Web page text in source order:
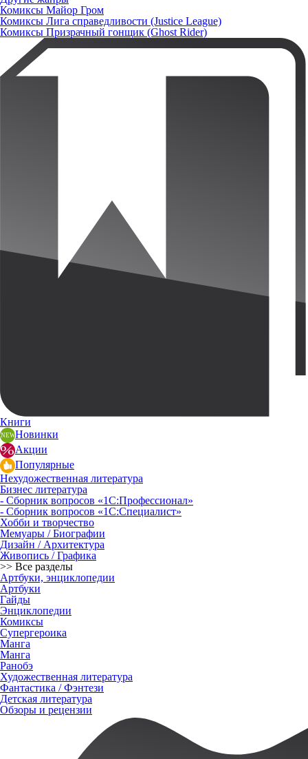
Комиксы Майор Гром
Комиксы Лига справедливости (Justice League)
Комиксы Призрачный гонщик (Ghost Rider)
Книги
Новинки
Акции
Популярные
Нехудожественная литература
Бизнес литература
- Сборник вопросов «1С:Профессионал»
- Сборник вопросов «1С:Специалист»
Хобби и творчество
Мемуары / Биографии
Дизайн / Архитектура
Живопись / Графика
>> Все разделы
Артбуки, энциклопедии
Артбуки
Гайды
Энциклопедии
Комиксы
Супергероика
Манга
Манга
Ранобэ
Художественная литература
Фантастика / Фэнтези
Детская литература
Обзоры и рецензии